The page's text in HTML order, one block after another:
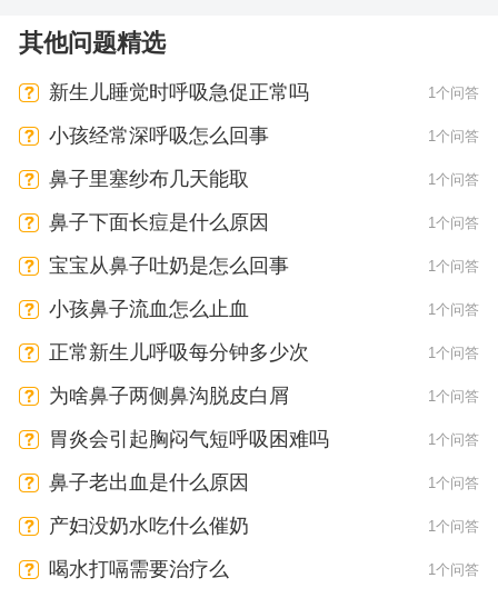
其他问题精选
新生儿睡觉时呼吸急促正常吗 1个问答
小孩经常深呼吸怎么回事 1个问答
鼻子里塞纱布几天能取 1个问答
鼻子下面长痘是什么原因 1个问答
宝宝从鼻子吐奶是怎么回事 1个问答
小孩鼻子流血怎么止血 1个问答
正常新生儿呼吸每分钟多少次 1个问答
为啥鼻子两侧鼻沟脱皮白屑 1个问答
胃炎会引起胸闷气短呼吸困难吗 1个问答
鼻子老出血是什么原因 1个问答
产妇没奶水吃什么催奶 1个问答
喝水打嗝需要治疗么 1个问答